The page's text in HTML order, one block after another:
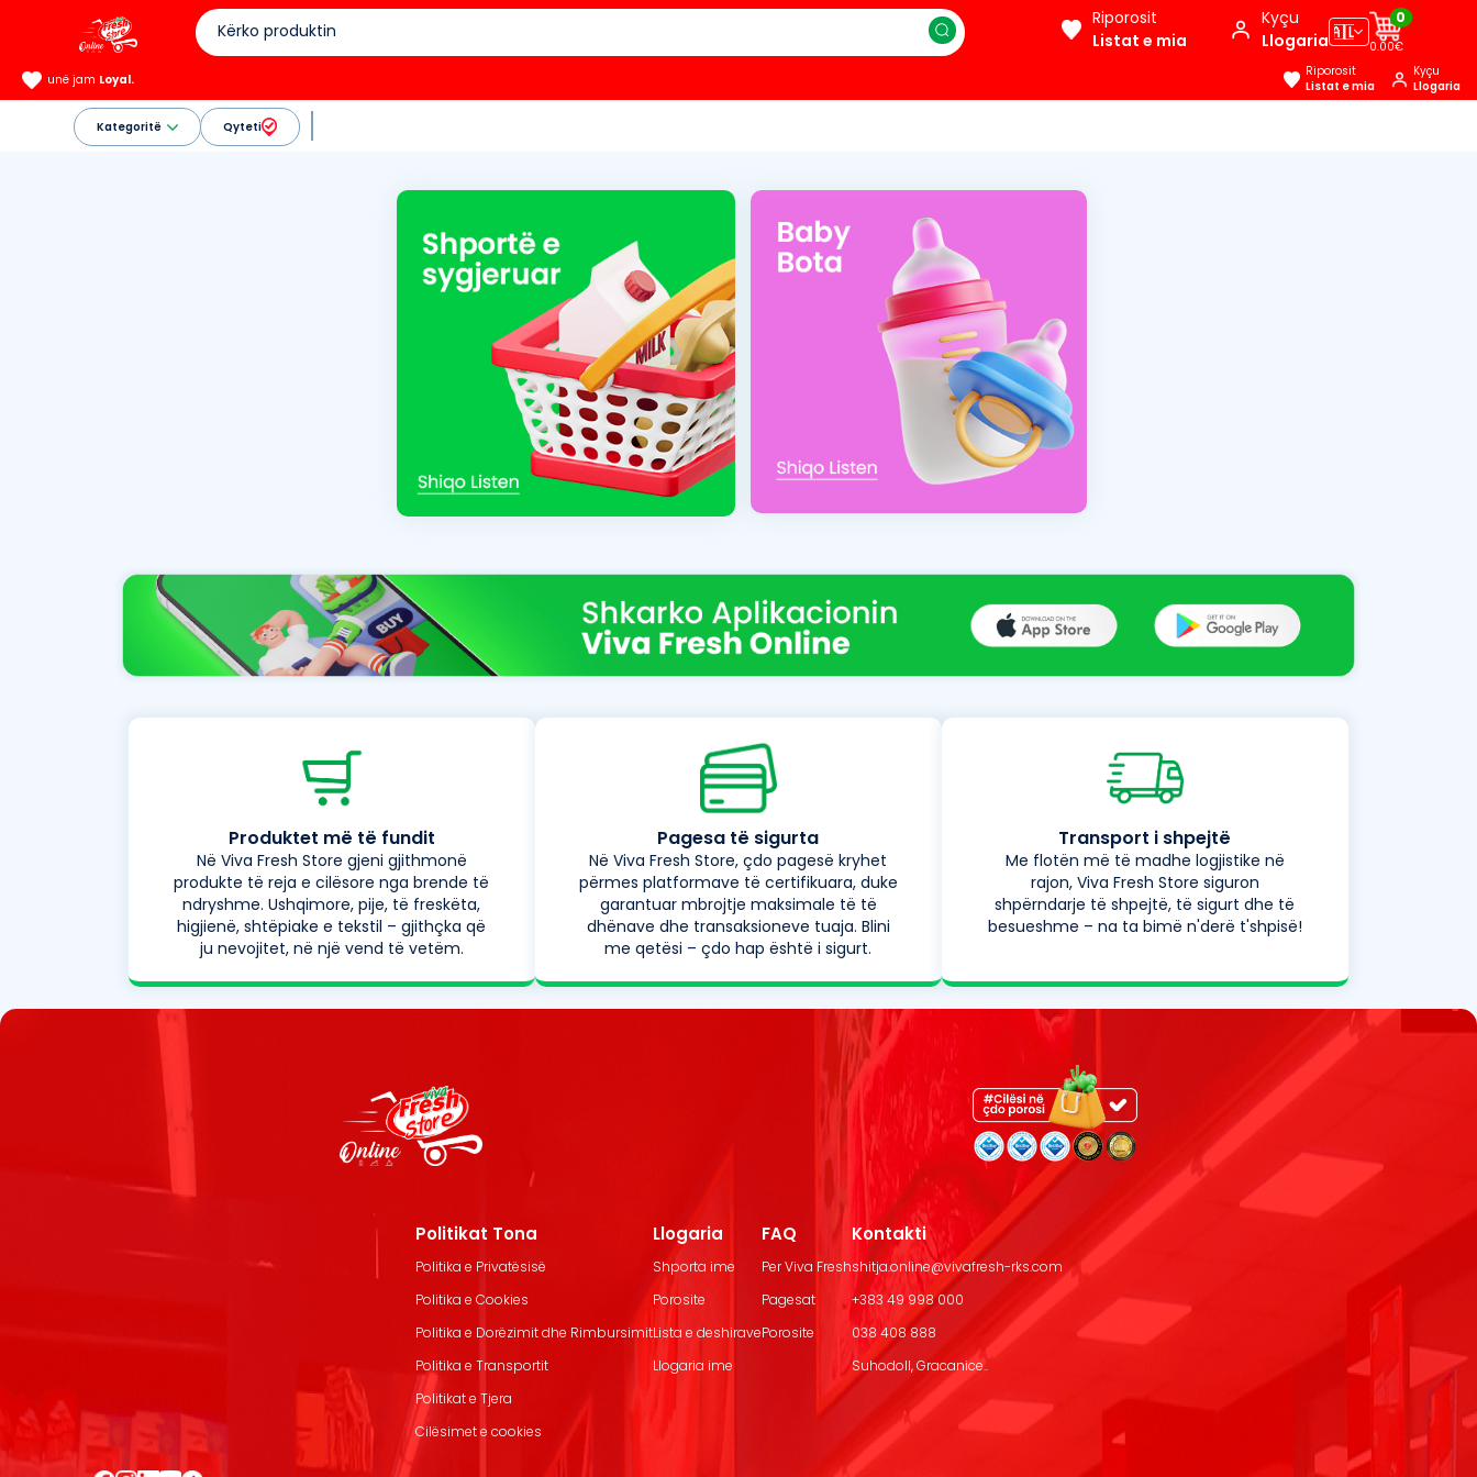
Riporosit
Listat e mia
Kyçu
Llogaria🇦🇱
0
0.00€
unë jam Loyal.
Riporosit
Listat e mia
Kyçu
Llogaria
Kategoritë Qyteti
Produktet më të fundit
Në Viva Fresh Store gjeni gjithmonë
produkte të reja e cilësore nga brende të
ndryshme. Ushqimore, pije, të freskëta,
higjienë, shtëpiake e tekstil – gjithçka që
ju nevojitet, në një vend të vetëm.
Pagesa të sigurta
Në Viva Fresh Store, çdo pagesë kryhet
përmes platformave të certifikuara, duke
garantuar mbrojtje maksimale të të
dhënave dhe transaksioneve tuaja. Blini
me qetësi – çdo hap është i sigurt.
Transport i shpejtë
Me flotën më të madhe logjistike në
rajon, Viva Fresh Store siguron
shpërndarje të shpejtë, të sigurt dhe të
besueshme – na ta bimë n'derë t'shpisë!
Politikat Tona
Politika e Privatësisë
Politika e Cookies
Politika e Dorëzimit dhe Rimbursimit
Politika e Transportit
Politikat e Tjera
Cilësimet e cookies
Llogaria
Shporta ime
Porosite
Lista e deshirave
Llogaria ime
FAQ
Per Viva Fresh
Pagesat
Porosite
Kontakti
shitja.online@vivafresh-rks.com
+383 49 998 000
038 408 888
Suhodoll, Gracanice..